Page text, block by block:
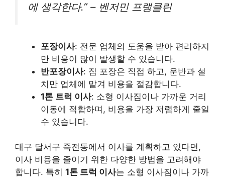
에 생각한다.” – 벤저민 프랭클린
포장이사: 전문 업체의 도움을 받아 편리하지
만 비용이 많이 발생할 수 있습니다.
반포장이사: 짐 포장은 직접 하고, 운반과 설
치만 업체에 맡겨 비용을 절감합니다.
1톤 트럭 이사: 소형 이사짐이나 가까운 거리
이동에 적합하며, 비용을 가장 저렴하게 줄일
수 있습니다.
대구 달서구 죽전동에서 이사를 계획하고 있다면,
이사 비용을 줄이기 위한 다양한 방법을 고려해야
합니다. 특히 1톤 트럭 이사는 소형 이사짐이나 가까